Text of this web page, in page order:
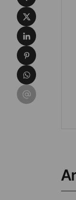
Condividi su
Condividi su
Condividi su
Condividi su
Condividi su